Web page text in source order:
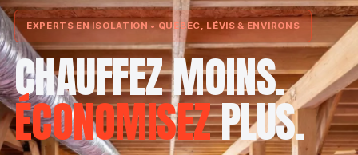
EXPERTS EN ISOLATION • QUÉBEC, LÉVIS & ENVIRONS
CHAUFFEZ MOINS.
ÉCONOMISEZPLUS.